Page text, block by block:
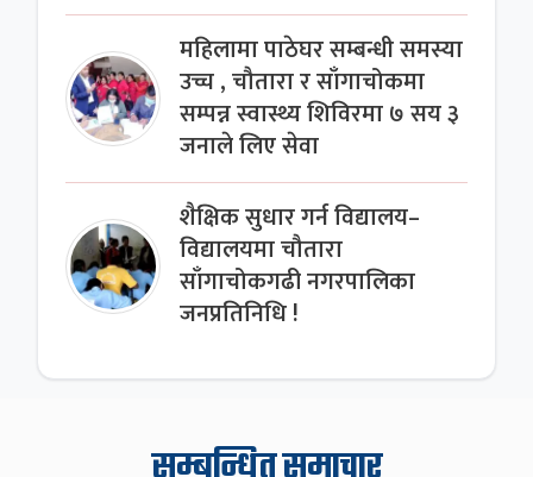
महिलामा पाठेघर सम्बन्धी समस्या
उच्च , चौतारा र साँगाचोकमा
सम्पन्न स्वास्थ्य शिविरमा ७ सय ३
जनाले लिए सेवा
शैक्षिक सुधार गर्न विद्यालय–
विद्यालयमा चौतारा
साँगाचोकगढी नगरपालिका
जनप्रतिनिधि !